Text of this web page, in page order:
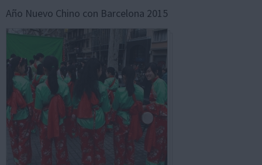
Año Nuevo Chino con Barcelona 2015